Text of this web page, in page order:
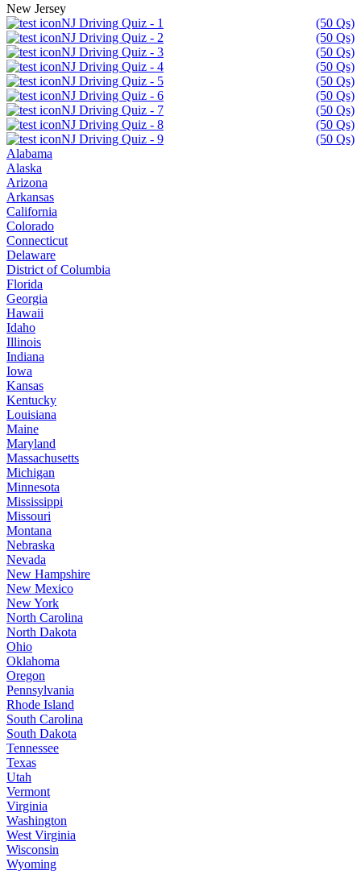
New Jersey
NJ Driving Quiz - 1
(50 Qs)
NJ Driving Quiz - 2
(50 Qs)
NJ Driving Quiz - 3
(50 Qs)
NJ Driving Quiz - 4
(50 Qs)
NJ Driving Quiz - 5
(50 Qs)
NJ Driving Quiz - 6
(50 Qs)
NJ Driving Quiz - 7
(50 Qs)
NJ Driving Quiz - 8
(50 Qs)
NJ Driving Quiz - 9
(50 Qs)
Alabama
Alaska
Arizona
Arkansas
California
Colorado
Connecticut
Delaware
District of Columbia
Florida
Georgia
Hawaii
Idaho
Illinois
Indiana
Iowa
Kansas
Kentucky
Louisiana
Maine
Maryland
Massachusetts
Michigan
Minnesota
Mississippi
Missouri
Montana
Nebraska
Nevada
New Hampshire
New Mexico
New York
North Carolina
North Dakota
Ohio
Oklahoma
Oregon
Pennsylvania
Rhode Island
South Carolina
South Dakota
Tennessee
Texas
Utah
Vermont
Virginia
Washington
West Virginia
Wisconsin
Wyoming